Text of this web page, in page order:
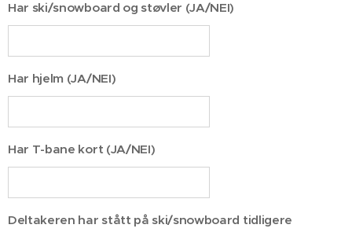
Har ski/snowboard og støvler (JA/NEI)
Har hjelm (JA/NEI)
Har T-bane kort (JA/NEI)
Deltakeren har stått på ski/snowboard tidligere